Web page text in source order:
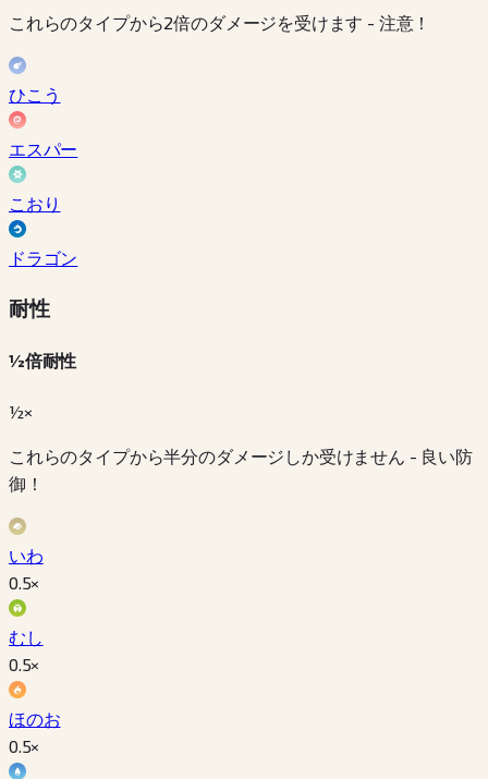
これらのタイプから2倍のダメージを受けます - 注意！
ひこう
エスパー
こおり
ドラゴン
耐性
½倍耐性
½×
これらのタイプから半分のダメージしか受けません - 良い防
御！
いわ
0.5×
むし
0.5×
ほのお
0.5×